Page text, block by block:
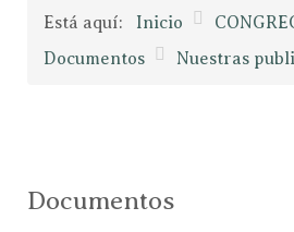
Está aquí: Inicio
Documentos
Nuestras
Documentos